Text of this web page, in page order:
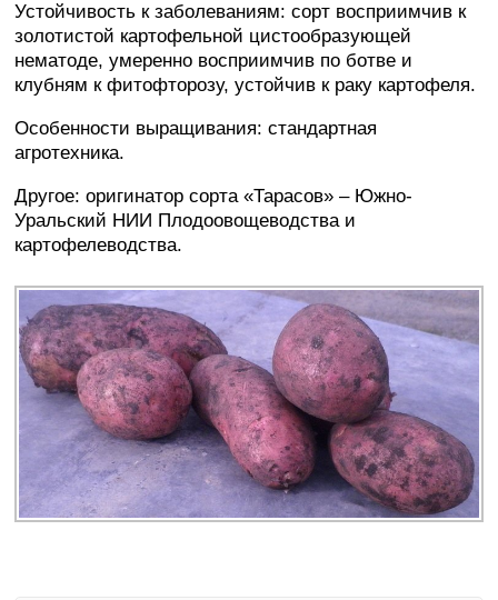
Устойчивость к заболеваниям: сорт восприимчив к
золотистой картофельной цистообразующей
нематоде, умеренно восприимчив по ботве и
клубням к фитофторозу, устойчив к раку картофеля.
Особенности выращивания: стандартная
агротехника.
Другое: оригинатор сорта «Тарасов» – Южно-
Уральский НИИ Плодоовощеводства и
картофелеводства.